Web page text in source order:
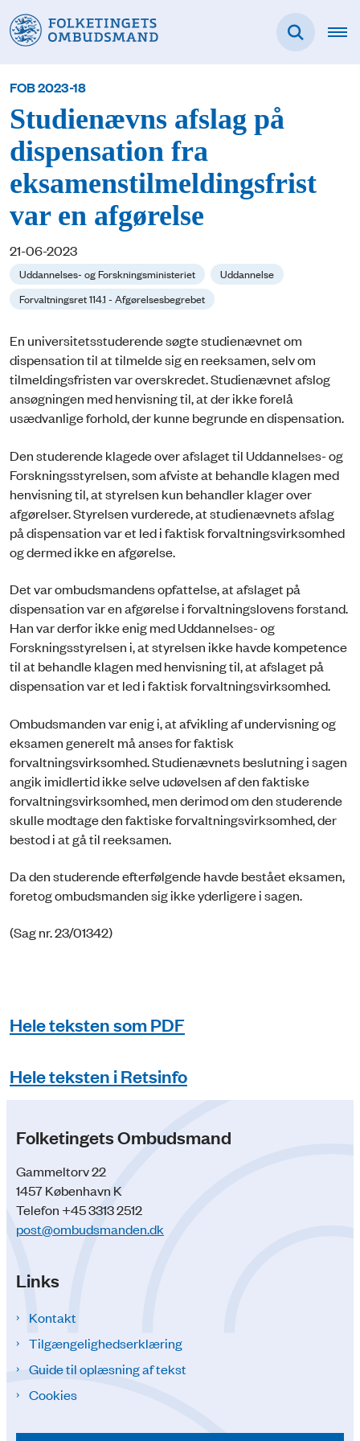
FOB 2023-18
Studienævns afslag på
dispensation fra
eksamenstilmeldingsfrist
var en afgørelse
21-06-2023
Uddannelses- og Forskningsministeriet
Uddannelse
Forvaltningsret 114.1 - Afgørelsesbegrebet
En universitetsstuderende søgte studienævnet om
dispensation til at tilmelde sig en reeksamen, selv om
tilmeldingsfristen var overskredet. Studienævnet afslog
ansøgningen med henvisning til, at der ikke forelå
usædvanlige forhold, der kunne begrunde en dispensation.
Den studerende klagede over afslaget til Uddannelses- og
Forskningsstyrelsen, som afviste at behandle klagen med
henvisning til, at styrelsen kun behandler klager over
afgørelser. Styrelsen vurderede, at studienævnets afslag
på dispensation var et led i faktisk forvaltningsvirksomhed
og dermed ikke en afgørelse.
Det var ombudsmandens opfattelse, at afslaget på
dispensation var en afgørelse i forvaltningslovens forstand.
Han var derfor ikke enig med Uddannelses- og
Forskningsstyrelsen i, at styrelsen ikke havde kompetence
til at behandle klagen med henvisning til, at afslaget på
dispensation var et led i faktisk forvaltningsvirksomhed.
Ombudsmanden var enig i, at afvikling af undervisning og
eksamen generelt må anses for faktisk
forvaltningsvirksomhed. Studienævnets beslutning i sagen
angik imidlertid ikke selve udøvelsen af den faktiske
forvaltningsvirksomhed, men derimod om den studerende
skulle modtage den faktiske forvaltningsvirksomhed, der
bestod i at gå til reeksamen.
Da den studerende efterfølgende havde bestået eksamen,
foretog ombudsmanden sig ikke yderligere i sagen.
(Sag nr. 23/01342)
Hele teksten som PDF
Hele teksten i Retsinfo
Folketingets Ombudsmand
Gammeltorv 22
1457 København K
Telefon +45 3313 2512
post@ombudsmanden.dk
Links
Kontakt
Tilgængelighedserklæring
Guide til oplæsning af tekst
Cookies